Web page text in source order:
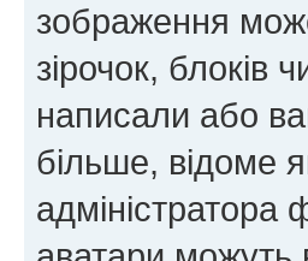
зображення
зірочок, блоків
написали або
більше, відоме
адміністратора